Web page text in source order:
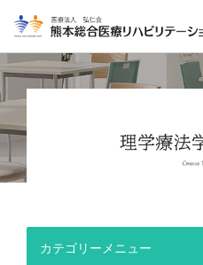
カテゴリーメニュー